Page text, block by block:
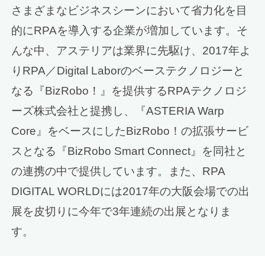
さまざまなビジネスシーンにおいて省力化を目
的にRPAを導入する企業が増加しています。そ
んな中、アステリアは業界に先駆け、2017年よ
りRPA／Digital Laborのベーステクノロジーと
なる『BizRobo！』を提供するRPAテクノロジ
ーズ株式会社と提携し、『ASTERIA Warp
Core』をベースにしたBizRobo！の拡張サービ
スとなる『BizRobo Smart Connect』を同社と
の連携の中で提供しています。また、RPA
DIGITAL WORLDには2017年の大阪会場での出
展を皮切りに今年で3年連続の出展となりま
す。